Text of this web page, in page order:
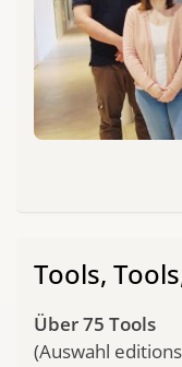
Tools,
Über 75 Tools
(Auswahl